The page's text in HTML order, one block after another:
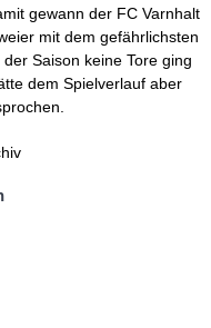
gewann der FC Varnhalt
mit dem gefährlichsten
Saison keine Tore ging
dem Spielverlauf aber